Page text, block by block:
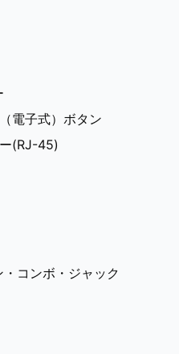
電子式）ボタン
(RJ-45)
コンボ・ジャック